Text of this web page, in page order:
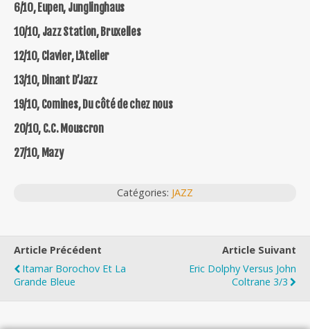
6/10, Eupen, Junglinghaus
10/10, Jazz Station, Bruxelles
12/10, Clavier, L’Atelier
13/10, Dinant D’Jazz
19/10, Comines, Du côté de chez nous
20/10, C.C. Mouscron
27/10, Mazy
Catégories: JAZZ
Article Précédent
Itamar Borochov Et La
Grande Bleue
Article Suivant
Eric Dolphy Versus John
Coltrane 3/3